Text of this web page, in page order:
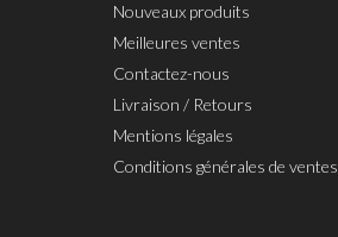
Nouveaux produits
Meilleures ventes
Contactez-nous
Livraison / Retours
Mentions légales
Conditions générales de ventes